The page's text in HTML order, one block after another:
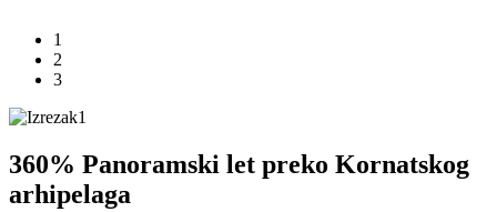
1
2
3
360% Panoramski let preko Kornatskog
arhipelaga